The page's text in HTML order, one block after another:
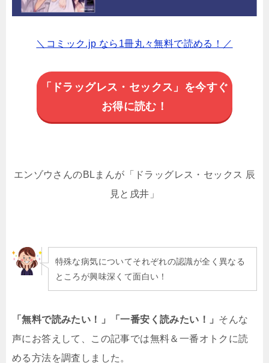
＼コミック.jp なら1冊丸々無料で読める！／
「ドラッグレス・セックス」を今すぐ
お得に読む！
エンゾウさんのBLまんが「ドラッグレス・セックス 辰
見と戌井」
特殊な病気についてそれぞれの認識が全く異なる
ところが興味深くて面白い！
「無料で読みたい！」「一番安く読みたい！」 そんな
声にお答えして、この記事では無料＆一番オトクに読
める方法を調査しました。